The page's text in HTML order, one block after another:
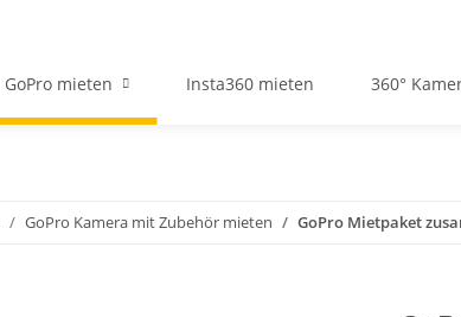
GoPro mieten Insta360 mieten 360°
GoPro Kamera mit Zubehör mieten GoPro Mietpaket